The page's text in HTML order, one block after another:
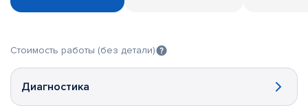
Стоимость работы (без детали)
Диагностика